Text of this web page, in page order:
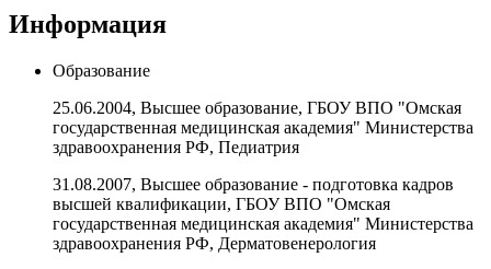
Информация
Образование
25.06.2004, Высшее образование, ГБОУ ВПО "Омская
государственная медицинская академия" Министерства
здравоохранения РФ, Педиатрия
31.08.2007, Высшее образование - подготовка кадров
высшей квалификации, ГБОУ ВПО "Омская
государственная медицинская академия" Министерства
здравоохранения РФ, Дерматовенерология